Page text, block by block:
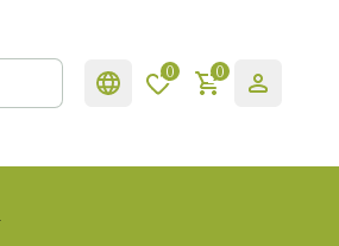
0 0